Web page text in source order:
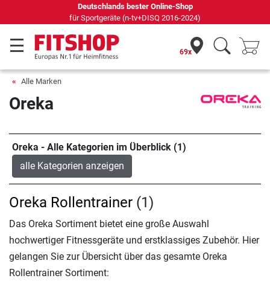
Deutschlands bester Online-Shop
für Sportgeräte (n-tv+DISQ 2016-2024)
69x
Alle Marken
Oreka
Oreka - Alle Kategorien im Überblick (1)
alle Kategorien anzeigen
Oreka Rollentrainer (1)
Das Oreka Sortiment bietet eine große Auswahl
hochwertiger Fitnessgeräte und erstklassiges Zubehör. Hier
gelangen Sie zur Übersicht über das gesamte Oreka
Rollentrainer Sortiment: